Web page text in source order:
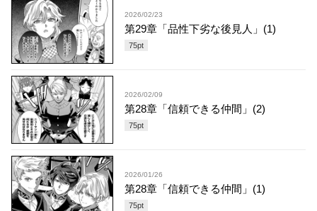
2026/02/23
第29章「品性下劣な後見人」(1)
75pt
2026/02/09
第28章「信頼できる仲間」(2)
75pt
2026/01/26
第28章「信頼できる仲間」(1)
75pt